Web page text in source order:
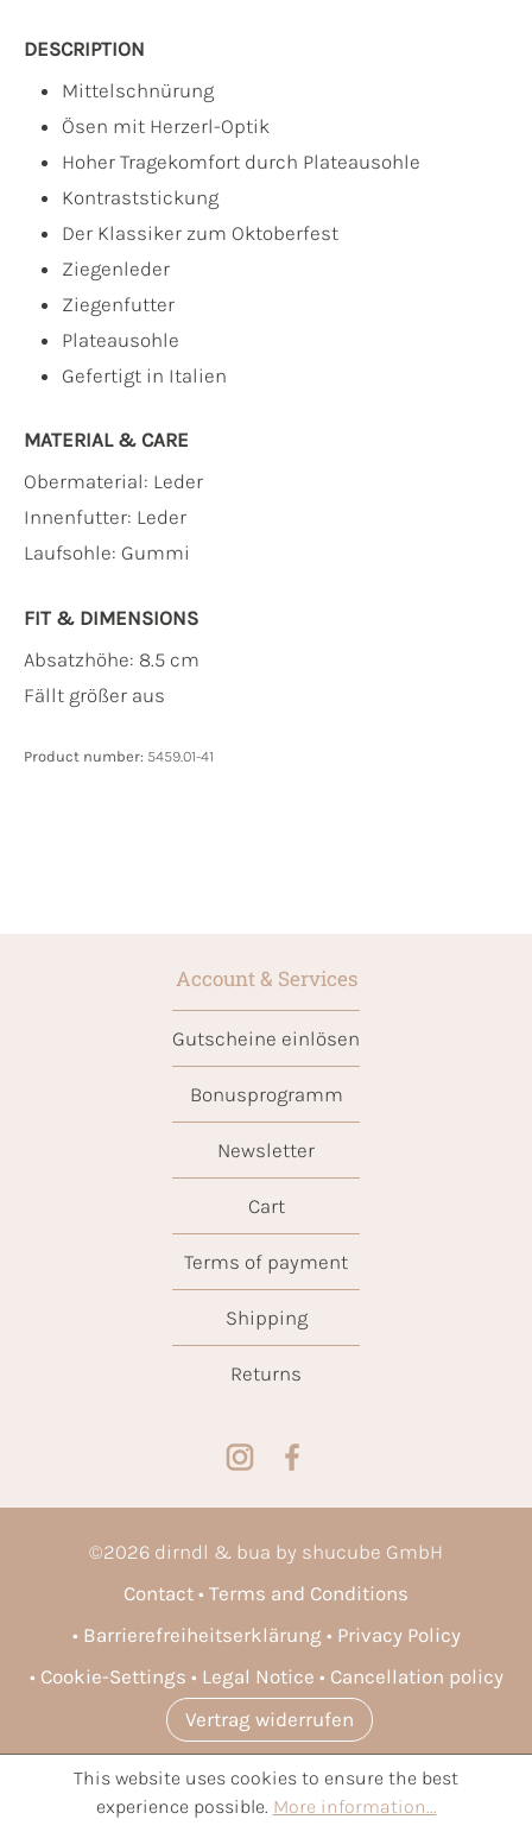
DESCRIPTION
Mittelschnürung
Ösen mit Herzerl-Optik
Hoher Tragekomfort durch Plateausohle
Kontraststickung
Der Klassiker zum Oktoberfest
Ziegenleder
Ziegenfutter
Plateausohle
Gefertigt in Italien
MATERIAL & CARE
Obermaterial: Leder
Innenfutter: Leder
Laufsohle: Gummi
FIT & DIMENSIONS
Absatzhöhe: 8.5 cm
Fällt größer aus
Product number: 5459.01-41
Account & Services
Gutscheine einlösen
Bonusprogramm
Newsletter
Cart
Terms of payment
Shipping
Returns
©2026 dirndl & bua by shucube GmbH
Contact
Terms and Conditions
Barrierefreiheitserklärung
Privacy Policy
Cookie-Settings
Legal Notice
Cancellation policy
Vertrag widerrufen
* All prices incl. VAT plusshipping costsand possible delivery
charges, if not stated otherwise.
This website uses cookies to ensure the best
experience possible. More information...